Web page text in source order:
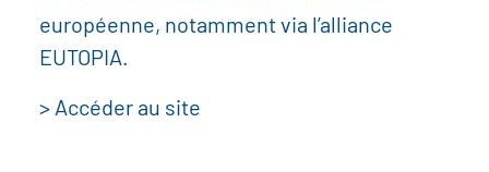
européenne, notamment via l’alliance
EUTOPIA.
> Accéder au site